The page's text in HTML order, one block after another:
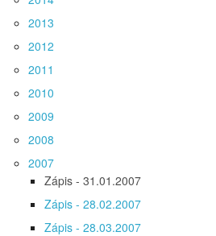
2013
2012
2011
2010
2009
2008
2007
Zápis - 31.01.2007
Zápis - 28.02.2007
Zápis - 28.03.2007